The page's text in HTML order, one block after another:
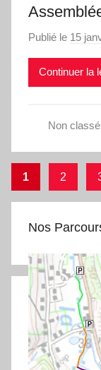
Publié le 15
Continuer la
Non classé
des
1 2
Nos